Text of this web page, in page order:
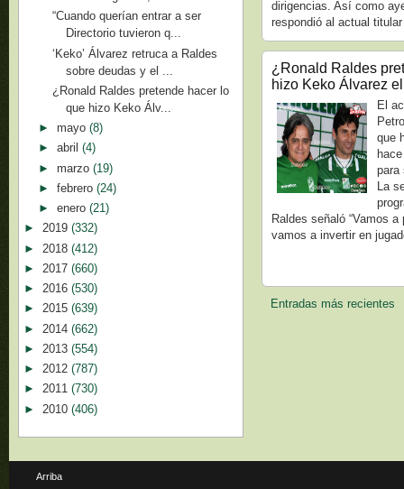
dirigencias. Así como
respondió al actual
¿Ronald Raldes
hizo Keko Álvarez
El
que
para
La
Raldes señaló “Vamos
vamos a invertir en
Entradas más recientes
“Cuando querían entrar a ser
Directorio tuvieron q...
‘Keko’ Álvarez retruca a Raldes
sobre deudas y el ...
¿Ronald Raldes pretende hacer lo
que hizo Keko Álv...
► mayo (8)
► abril (4)
► marzo (19)
► febrero (24)
► enero (21)
► 2019 (332)
► 2018 (412)
► 2017 (660)
► 2016 (530)
► 2015 (639)
► 2014 (662)
► 2013 (554)
► 2012 (787)
► 2011 (730)
► 2010 (406)
Arriba